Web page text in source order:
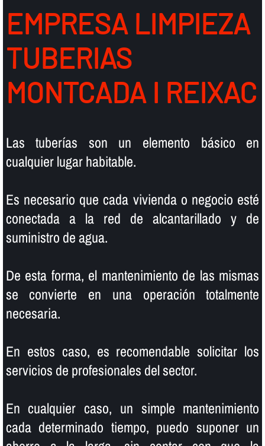
EMPRESA LIMPIEZA
TUBERIAS
MONTCADA I REIXAC
Las tuberí­as son un elemento básico en
cualquier lugar habitable.
Es necesario que cada vivienda o negocio esté
conectada a la red de alcantarillado y de
suministro de agua.
De esta forma, el mantenimiento de las mismas
se convierte en una operación totalmente
necesaria.
En estos caso, es recomendable solicitar los
servicios de profesionales del sector.
En cualquier caso, un simple mantenimiento
cada determinado tiempo, puedo suponer un